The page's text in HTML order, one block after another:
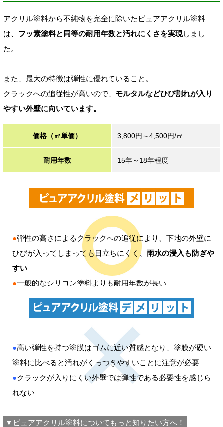
アクリル塗料から不純物を完全に除いたピュアアクリル塗料
は、 フッ素塗料と同等の耐用年数と汚れにくさを実現しまし
た。
また、最大の特徴は弾性に優れていること。
クラックへの追従性が高いので、 モルタルなどひび割れが入り
やすい外壁に向いています。
価格（㎡単価） 3,800円～4,500円/㎡
耐用年数 15年～18年程度
●弾性の高さによるクラックへの追従により、下地の外壁に
ひびが入ってしまっても目立ちにくく、 雨水の浸入も防ぎや
すい
●一般的なシリコン塗料よりも耐用年数が長い
●高い弾性を持つ塗膜はゴムに近い質感となり、塗膜が硬い
塗料に比べると汚れがくっつきやすいことに注意が必要
●クラックが入りにくい外壁では弾性である必要性を感じら
れない
▼ピュアアクリル塗料についてもっと知りたい方へ！